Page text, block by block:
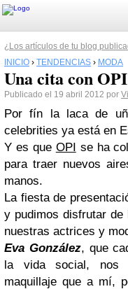
¿Los artículos de tu blog
INICIO › TENDENCIAS › MODA
Una cita con OPI
Publicado el 19 abril 2012 por
Por fín la laca de
celebrities ya está en
Y es que OPI se ha
para traer nuevos
manos.
La fiesta de
y pudimos disfrutar de
nuestras actrices y
Eva González, que
la vida social, nos
maquillaje que a mí,